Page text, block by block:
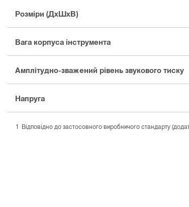
Розміри (ДхШхВ)
Вага корпуса інструмента
Амплітудно-зважений рівень звукового тиску
Напруга
Відповідно до застосовного виробничого стандарту